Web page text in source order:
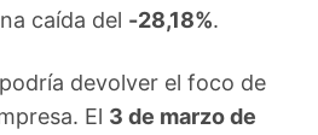
caída del -28,18%.
devolver el foco de
El 3 de marzo de